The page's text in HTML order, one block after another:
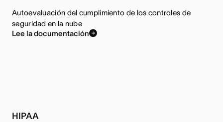
Autoevaluación del cumplimiento de los controles de
seguridad en la nube
Lee la documentación
HIPAA